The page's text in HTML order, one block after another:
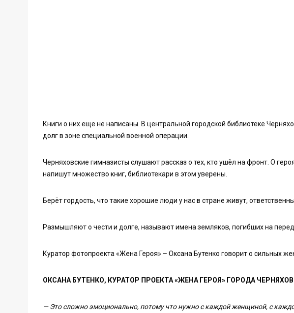
Книги о них еще не написаны. В центральной городской библиотеке
долг в зоне специальной военной операции.
Черняховские гимназисты слушают рассказ о тех, кто ушёл на фронт. О
напишут множество книг, библиотекари в этом уверены.
Берёт гордость, что такие хорошие люди у нас в стране живут,
Размышляют о чести и долге, называют имена земляков, погибших на
Куратор фотопроекта «Жена Героя» – Оксана Бутенко говорит о сильных
ОКСАНА БУТЕНКО, КУРАТОР ПРОЕКТА «ЖЕНА ГЕРОЯ» ГОРОДА
— Это сложно эмоционально, потому что нужно с каждой женщиной, с